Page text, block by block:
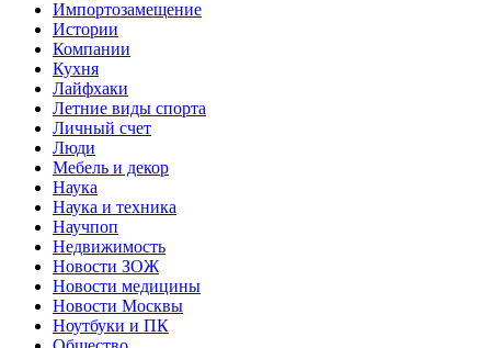
Импортозамещение
Истории
Компании
Кухня
Лайфхаки
Летние виды спорта
Личный счет
Люди
Мебель и декор
Наука
Наука и техника
Научпоп
Недвижимость
Новости ЗОЖ
Новости медицины
Новости Москвы
Ноутбуки и ПК